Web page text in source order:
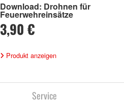
Download: Drohnen für
Feuerwehreinsätze
3,90 €
Produkt anzeigen
Service